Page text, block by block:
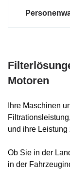
Motoren
Ihre Maschinen
und ihre Leistung
Ob Sie in der
in der